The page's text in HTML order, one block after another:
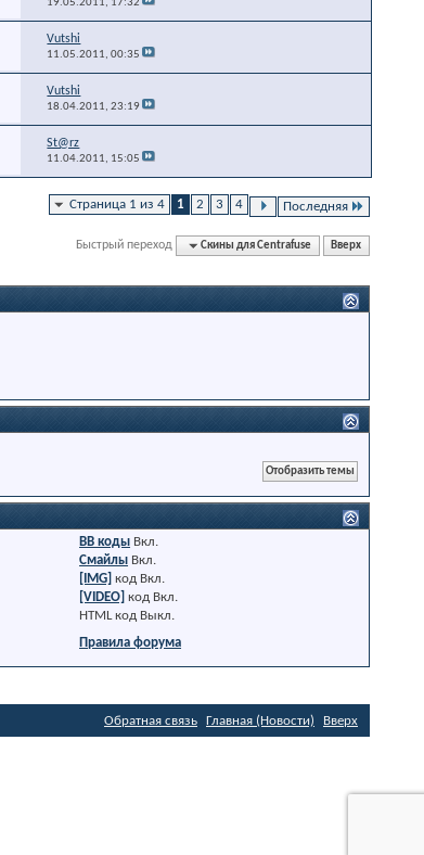
Vutshi
11.05.2011,00:35
Vutshi
18.04.2011,23:19
St@rz
11.04.2011, 15:05
Страница 1 из 4 1 2 3 4 Последняя
Быстрый переход Скины для Centrafuse Вверх
BB коды Вкл.
Смайлы Вкл.
[IMG] код Вкл.
[VIDEO] код Вкл.
HTML код Выкл.
Правила форума
Обратная связь Главная (Новости) Вверх